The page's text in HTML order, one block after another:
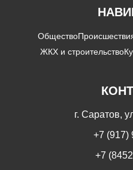
Общество
ЖКХ и строительство
г. Саратов,
+7 (917)
+7